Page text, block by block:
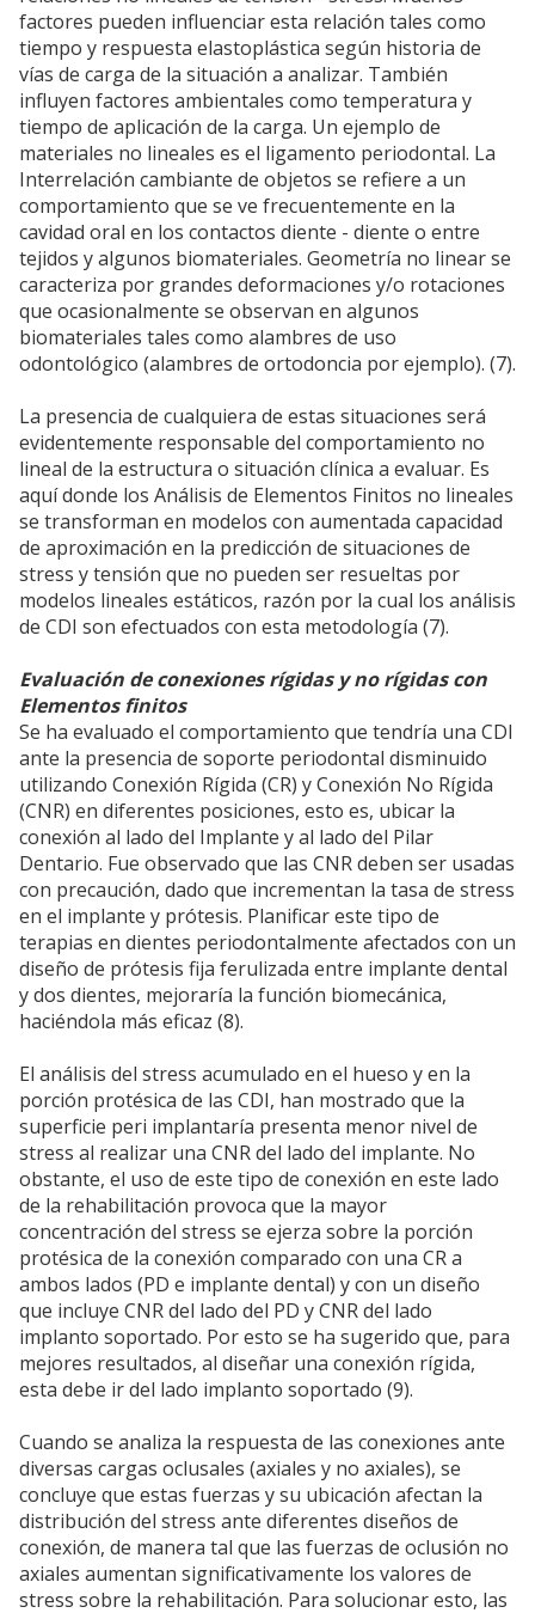
factores pueden influenciar esta relación tales como
tiempo y respuesta elastoplástica según historia de
vías de carga de la situación a analizar. También
influyen factores ambientales como temperatura y
tiempo de aplicación de la carga. Un ejemplo de
materiales no lineales es el ligamento periodontal. La
Interrelación cambiante de objetos se refiere a un
comportamiento que se ve frecuentemente en la
cavidad oral en los contactos diente - diente o entre
tejidos y algunos biomateriales. Geometría no linear se
caracteriza por grandes deformaciones y/o rotaciones
que ocasionalmente se observan en algunos
biomateriales tales como alambres de uso
odontológico (alambres de ortodoncia por ejemplo). (7).
La presencia de cualquiera de estas situaciones será
evidentemente responsable del comportamiento no
lineal de la estructura o situación clínica a evaluar. Es
aquí donde los Análisis de Elementos Finitos no lineales
se transforman en modelos con aumentada capacidad
de aproximación en la predicción de situaciones de
stress y tensión que no pueden ser resueltas por
modelos lineales estáticos, razón por la cual los análisis
de CDI son efectuados con esta metodología (7).
Evaluación de conexiones rígidas y no rígidas con
Elementos finitos
Se ha evaluado el comportamiento que tendría una CDI
ante la presencia de soporte periodontal disminuido
utilizando Conexión Rígida (CR) y Conexión No Rígida
(CNR) en diferentes posiciones, esto es, ubicar la
conexión al lado del Implante y al lado del Pilar
Dentario. Fue observado que las CNR deben ser usadas
con precaución, dado que incrementan la tasa de stress
en el implante y prótesis. Planificar este tipo de
terapias en dientes periodontalmente afectados con un
diseño de prótesis fija ferulizada entre implante dental
y dos dientes, mejoraría la función biomecánica,
haciéndola más eficaz (8).
El análisis del stress acumulado en el hueso y en la
porción protésica de las CDI, han mostrado que la
superficie peri implantaría presenta menor nivel de
stress al realizar una CNR del lado del implante. No
obstante, el uso de este tipo de conexión en este lado
de la rehabilitación provoca que la mayor
concentración del stress se ejerza sobre la porción
protésica de la conexión comparado con una CR a
ambos lados (PD e implante dental) y con un diseño
que incluye CNR del lado del PD y CNR del lado
implanto soportado. Por esto se ha sugerido que, para
mejores resultados, al diseñar una conexión rígida,
esta debe ir del lado implanto soportado (9).
Cuando se analiza la respuesta de las conexiones ante
diversas cargas oclusales (axiales y no axiales), se
concluye que estas fuerzas y su ubicación afectan la
distribución del stress ante diferentes diseños de
conexión, de manera tal que las fuerzas de oclusión no
axiales aumentan significativamente los valores de
stress sobre la rehabilitación. Para solucionar esto, las